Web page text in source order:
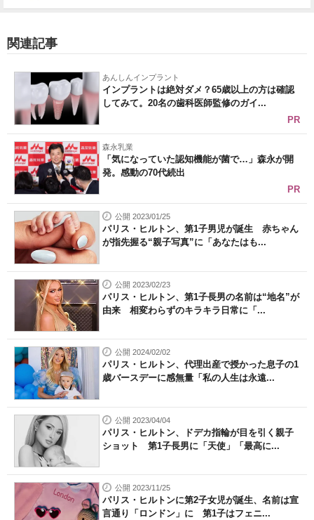
関連記事
あんしんインプラント
インプラントは絶対ダメ？65歳以上の方は確認
してみて。20名の歯科医師監修のガイ...
PR
森永乳業
「気になっていた認知機能が菌で…」森永が開
発。感動の70代続出
PR
公開 2023/01/25
パリス・ヒルトン、第1子男児が誕生 赤ちゃん
が指先握る“親子写真”に「あなたはも...
公開 2023/02/23
パリス・ヒルトン、第1子長男の名前は“地名”が
由来 相変わらずのキラキラ日常に「...
公開 2024/02/02
パリス・ヒルトン、代理出産で授かった息子の1
歳バースデーに感無量「私の人生は永遠...
公開 2023/04/04
パリス・ヒルトン、ドデカ指輪が目を引く親子
ショット 第1子長男に「天使」「最高に...
公開 2023/11/25
パリス・ヒルトンに第2子女児が誕生、名前は宣
言通り「ロンドン」に 第1子はフェニ...